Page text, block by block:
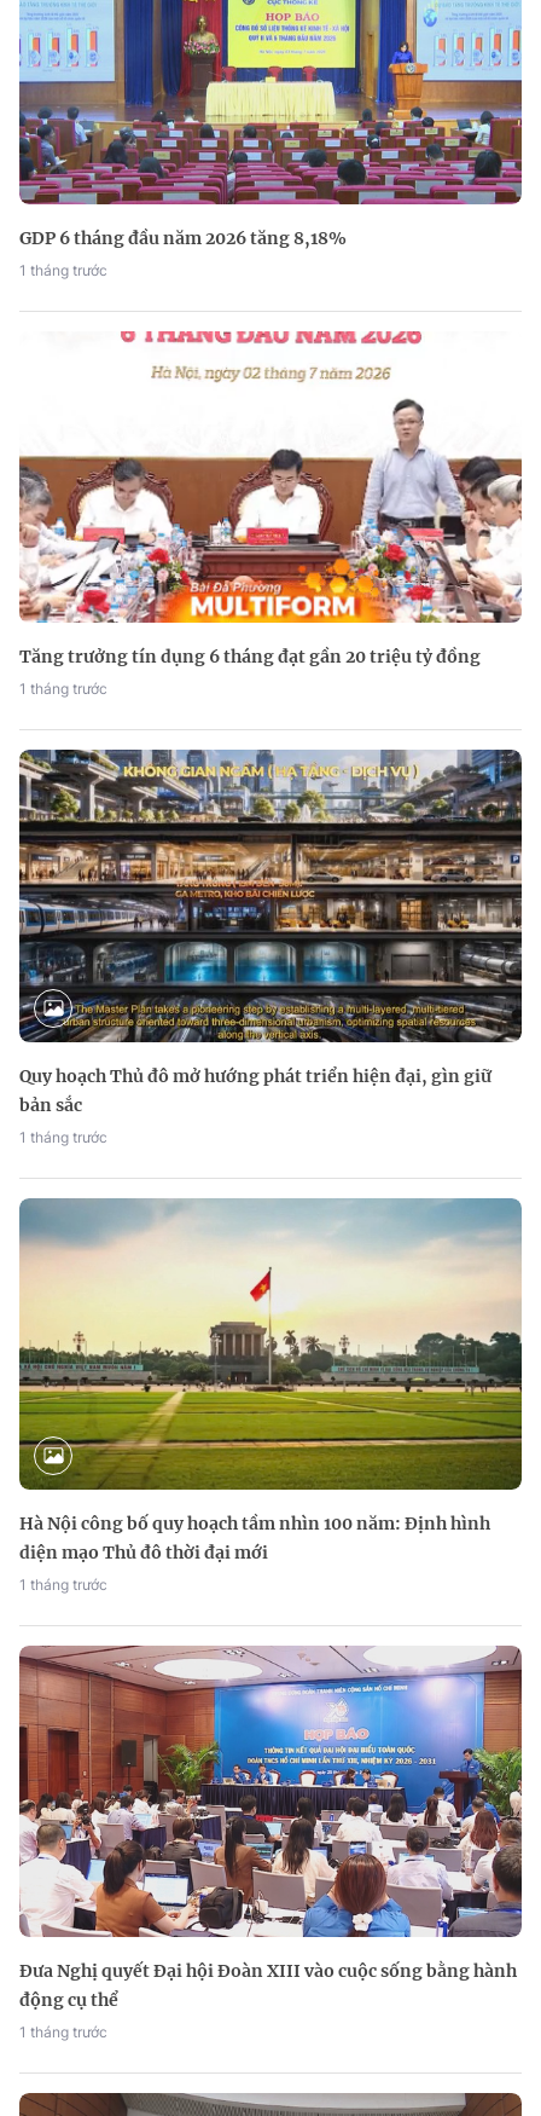
GDP 6 tháng đầu năm 2026 tăng 8,18%
1 tháng trước
Tăng trưởng tín dụng 6 tháng đạt gần 20 triệu tỷ đồng
1 tháng trước
Quy hoạch Thủ đô mở hướng phát triển hiện đại, gìn giữ
bản sắc
1 tháng trước
Hà Nội công bố quy hoạch tầm nhìn 100 năm: Định hình
diện mạo Thủ đô thời đại mới
1 tháng trước
Đưa Nghị quyết Đại hội Đoàn XIII vào cuộc sống bằng hành
động cụ thể
1 tháng trước